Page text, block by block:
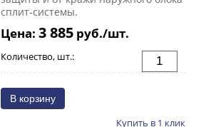
сплит-системы.
Цена: 3 885руб./шт.
Количество, шт.:
Купить в 1 клик